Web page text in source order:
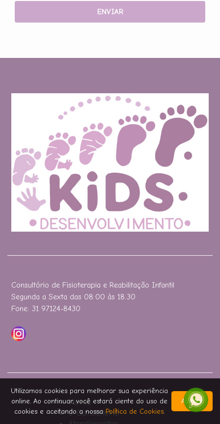
ENVIAR
Consultório de Fisioterapia e Reabilitação Infantil
Segunda a Sexta das 08:00 às 18:30
Fone: 31 97124-8430
Home
O Consultório
Utilizamos cookies para melhorar sua experiência
online. Ao continuar, você estará ciente do uso de
cookies e aceitando a nossaPolítica de Cookies.
Aceitar